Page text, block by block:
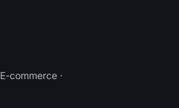
E-commerce ·